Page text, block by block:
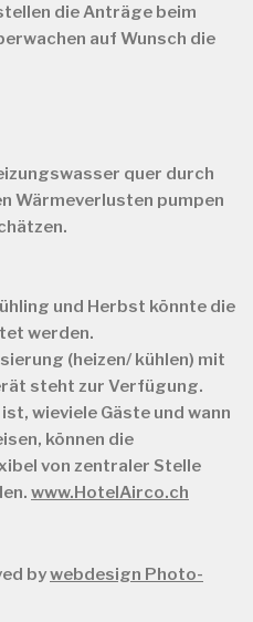
die Anträge beim
auf Wunsch die
quer durch
Wärmeverlusten pumpen
und Herbst könnte die
werden.
(heizen/ kühlen) mit
steht zur Verfügung.
wieviele Gäste und wann
können die
von zentraler Stelle
www.HotelAirco.ch
bywebdesign Photo-